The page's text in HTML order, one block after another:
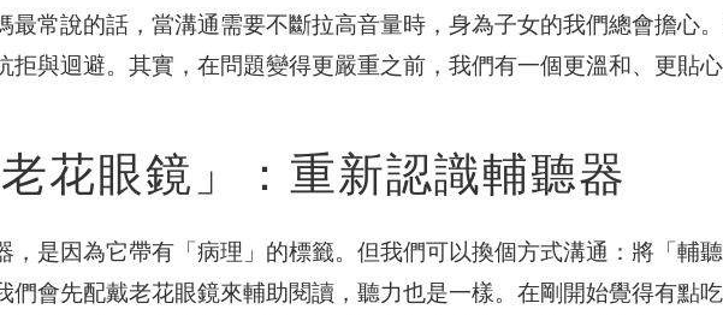
最常說的話，當溝通需要不斷拉高音量時，身為子女的我們總會擔心
拒與迴避。其實，在問題變得更嚴重之前，我們有一個更溫和、更貼
花眼鏡」：重新認識輔聽器
，是因為它帶有「病理」的標籤。但我們可以換個方式溝通：將「輔
們會先配戴老花眼鏡來輔助閱讀，聽力也是一樣。在剛開始覺得有點